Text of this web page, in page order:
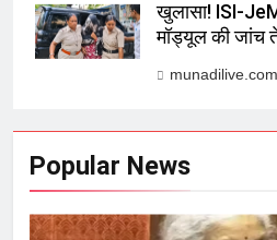
खुलासा! ISI-
मॉड्यूल की जांच
munadilive.com
Popular News